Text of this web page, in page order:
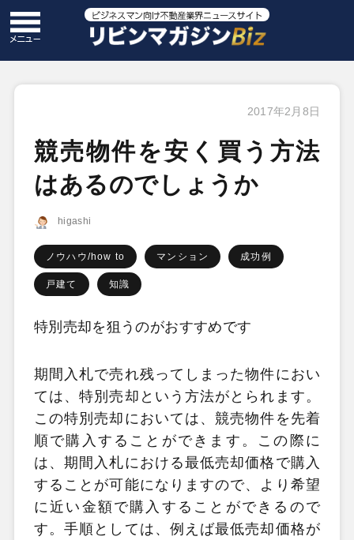
2017年2月8日
競売物件を安く買う方法
はあるのでしょうか
higashi
ノウハウ/how to マンション 成功例
戸建て 知識
特別売却を狙うのがおすすめです
期間入札で売れ残ってしまった物件におい
ては、特別売却という方法がとられます。
この特別売却においては、競売物件を先着
順で購入することができます。この際に
は、期間入札における最低売却価格で購入
することが可能になりますので、より希望
に近い金額で購入することができるので
す。手順としては、例えば最低売却価格が